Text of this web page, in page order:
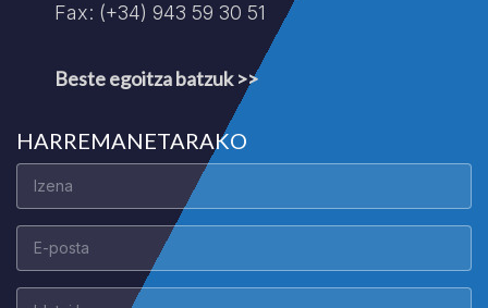
Fax: (+34) 943 59 30 51
Beste egoitza batzuk >>
HARREMANETARAKO